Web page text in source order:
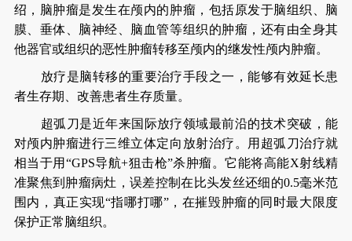
绍，脑肿瘤是发生在颅内的肿瘤，包括原发于脑组织、脑
膜、垂体、脑神经、脑血管等组织的肿瘤，还有由全身其
他器官或组织的恶性肿瘤转移至颅内的继发性颅内肿瘤。
放疗是脑转移的重要治疗手段之一，能够有效延长患
者生存期、改善患者生存质量。
超弧刀是近年来国际放疗领域最前沿的技术突破，能
对颅内肿瘤进行三维立体定向放射治疗。用超弧刀治疗就
相当于用“GPS导航+狙击枪”杀肿瘤。它能将高能X射线精
准聚焦到肿瘤病灶，误差控制在比头发丝还细的0.5毫米范
围内，真正实现“指哪打哪”，在摧毁肿瘤的同时最大限度
保护正常脑组织。